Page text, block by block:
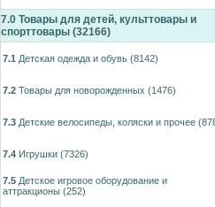
7.0 Товары для детей, культтовары и
спорттовары (32166)
7.1 Детская одежда и обувь (8142)
7.2 Товары для новорожденных (1476)
7.3 Детские велосипеды, коляски и прочее
7.4 Игрушки (7326)
7.5 Детское игровое оборудование и
аттракционы (252)